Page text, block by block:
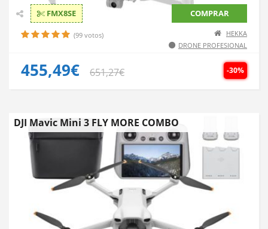
FMX8SE COMPRAR
(99 votos)
HEKKA
DRONE PROFESIONAL
-30%
455,49€ 651,27€
DJI Mavic Mini 3 FLY MORE COMBO